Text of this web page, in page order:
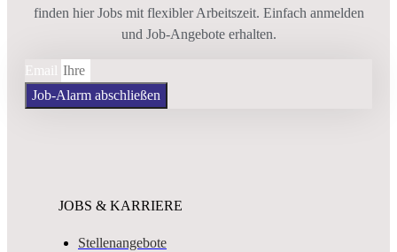
finden hier Jobs mit flexibler Arbeitszeit. Einfach anmelden
und Job-Angebote erhalten.
Email
Job-Alarm abschließen
JOBS & KARRIERE
Stellenangebote